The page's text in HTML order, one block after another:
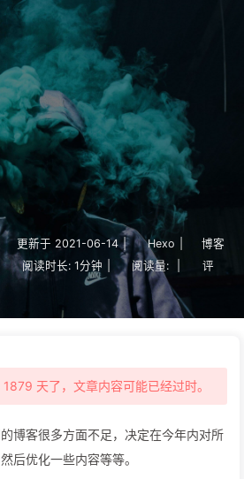
更新于 2021-06-14 | Hexo
博客
阅读时长: 1分钟 阅读量:
评
天了，文章内容可能已经过时。
博客很多方面不足，决定在今年内对所
后优化一些内容等等。